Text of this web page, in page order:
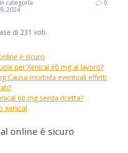
categoría
2024
0
di 231 voti.
è sicuro
per Xenical 60 mg al lavoro?
Causa morbida eventuali effetti
60 mg senza ricetta?
Xenical
online è sicuro